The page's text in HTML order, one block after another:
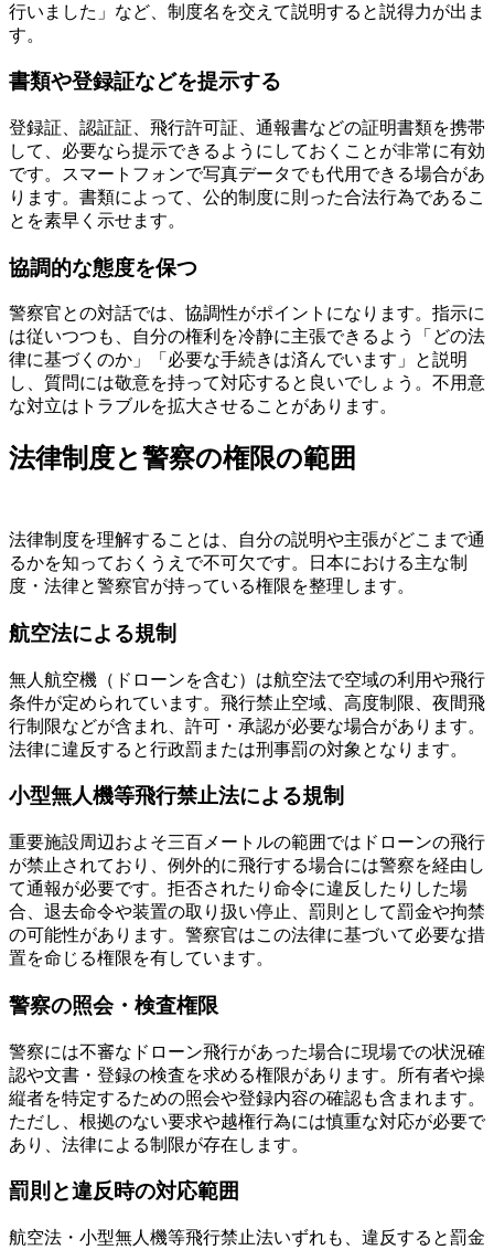
行いました」など、制度名を交えて説明すると説得力が出ま
す。
書類や登録証などを提示する
登録証、認証証、飛行許可証、通報書などの証明書類を携帯
して、必要なら提示できるようにしておくことが非常に有効
です。スマートフォンで写真データでも代用できる場合があ
ります。書類によって、公的制度に則った合法行為であるこ
とを素早く示せます。
協調的な態度を保つ
警察官との対話では、協調性がポイントになります。指示に
は従いつつも、自分の権利を冷静に主張できるよう「どの法
律に基づくのか」「必要な手続きは済んでいます」と説明
し、質問には敬意を持って対応すると良いでしょう。不用意
な対立はトラブルを拡大させることがあります。
法律制度と警察の権限の範囲
法律制度を理解することは、自分の説明や主張がどこまで通
るかを知っておくうえで不可欠です。日本における主な制
度・法律と警察官が持っている権限を整理します。
航空法による規制
無人航空機（ドローンを含む）は航空法で空域の利用や飛行
条件が定められています。飛行禁止空域、高度制限、夜間飛
行制限などが含まれ、許可・承認が必要な場合があります。
法律に違反すると行政罰または刑事罰の対象となります。
小型無人機等飛行禁止法による規制
重要施設周辺およそ三百メートルの範囲ではドローンの飛行
が禁止されており、例外的に飛行する場合には警察を経由し
て通報が必要です。拒否されたり命令に違反したりした場
合、退去命令や装置の取り扱い停止、罰則として罰金や拘禁
の可能性があります。警察官はこの法律に基づいて必要な措
置を命じる権限を有しています。
警察の照会・検査権限
警察には不審なドローン飛行があった場合に現場での状況確
認や文書・登録の検査を求める権限があります。所有者や操
縦者を特定するための照会や登録内容の確認も含まれます。
ただし、根拠のない要求や越権行為には慎重な対応が必要で
あり、法律による制限が存在します。
罰則と違反時の対応範囲
航空法・小型無人機等飛行禁止法いずれも、違反すると罰金